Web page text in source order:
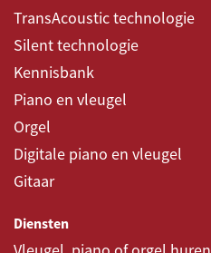
TransAcoustic technologie
Silent technologie
Kennisbank
Piano en vleugel
Orgel
Digitale piano en vleugel
Gitaar
Diensten